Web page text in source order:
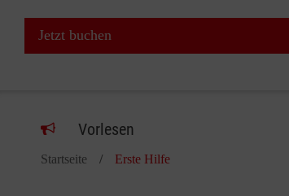
Jetzt buchen
Vorlesen
Startseite Erste Hilfe